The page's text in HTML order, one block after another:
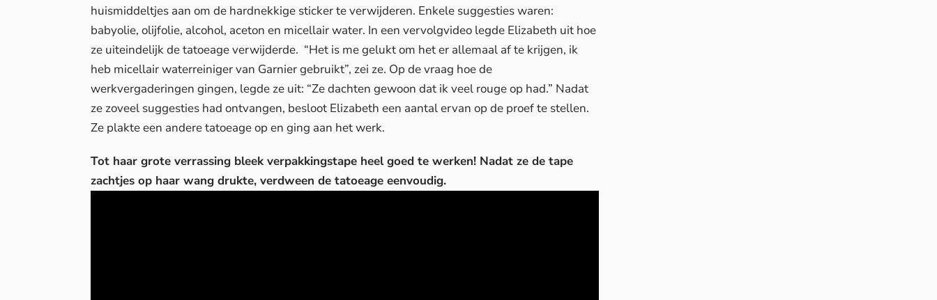
huismiddeltjes aan om de hardnekkige sticker te verwijderen. Enkele suggesties waren:
babyolie, olijfolie, alcohol, aceton en micellair water. In een vervolgvideo legde Elizabeth uit hoe
ze uiteindelijk de tatoeage verwijderde. “Het is me gelukt om het er allemaal af te krijgen, ik
heb micellair waterreiniger van Garnier gebruikt”, zei ze. Op de vraag hoe de
werkvergaderingen gingen, legde ze uit: “Ze dachten gewoon dat ik veel rouge op had.” Nadat
ze zoveel suggesties had ontvangen, besloot Elizabeth een aantal ervan op de proef te stellen.
Ze plakte een andere tatoeage op en ging aan het werk.
Tot haar grote verrassing bleek verpakkingstape heel goed te werken! Nadat ze de tape
zachtjes op haar wang drukte, verdween de tatoeage eenvoudig.